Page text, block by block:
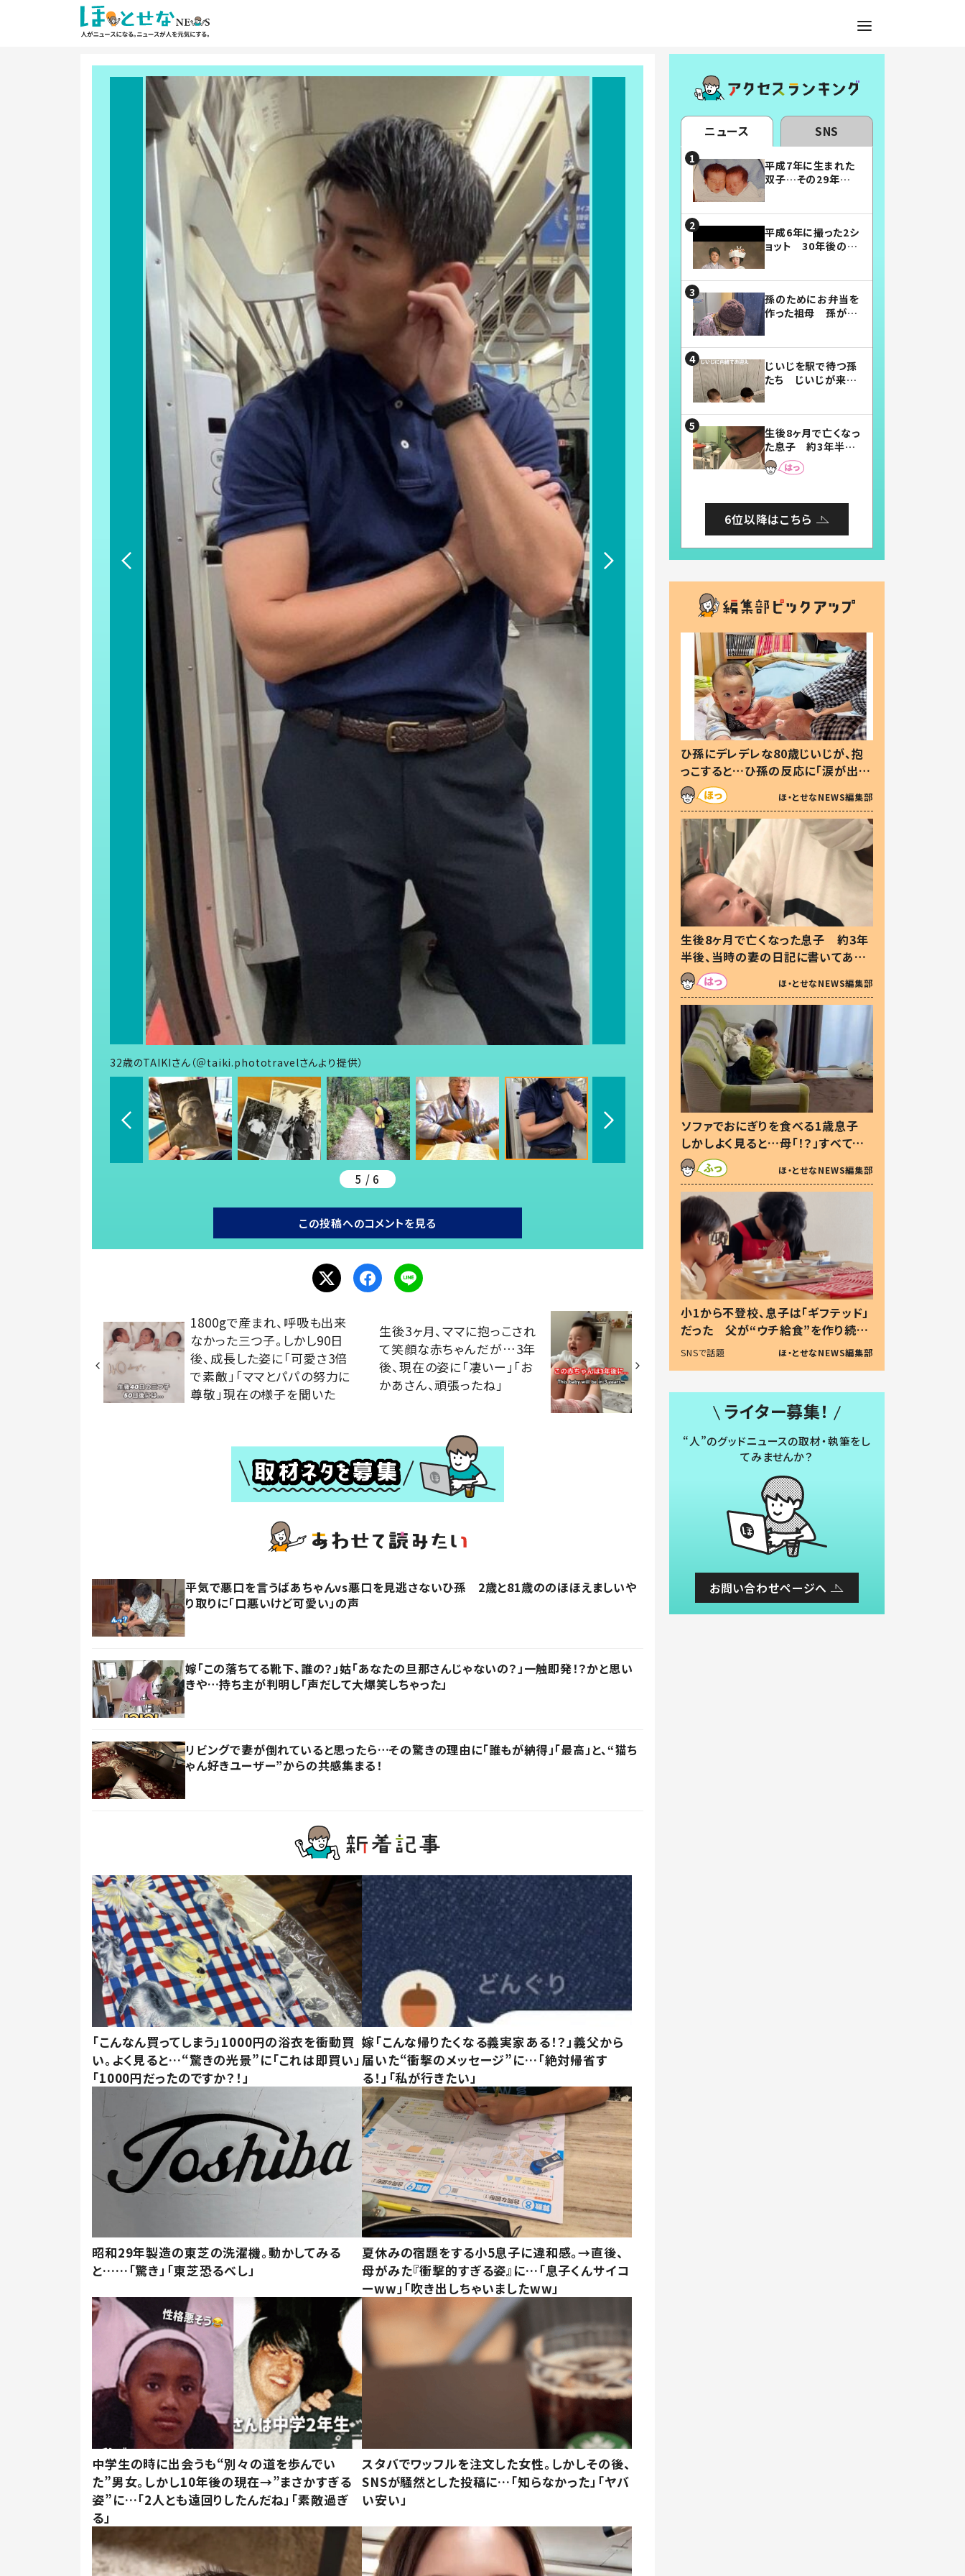
32歳のTAIKIさん（＠taiki.phototravelさんより提供）
5 / 6
この投稿へのコメントを見る
1800gで産まれ、呼吸も出来
なかった三つ子。しかし90日
後、成長した姿に「可愛さ3倍
で素敵」「ママとパパの努力に
尊敬」現在の様子を聞いた
生後3ヶ月、ママに抱っこされ
て笑顔な赤ちゃんだが…3年
後、現在の姿に「凄いー」「お
かあさん、頑張ったね」
平気で悪口を言うばあちゃんvs悪口を見逃さないひ孫 2歳と81歳ののほほえましいや
り取りに「口悪いけど可愛い」の声
嫁「この落ちてる靴下、誰の？」姑「あなたの旦那さんじゃないの？」一触即発！？かと思い
きや…持ち主が判明し「声だして大爆笑しちゃった」
リビングで妻が倒れていると思ったら…その驚きの理由に「誰もが納得」「最高」と、“猫ち
ゃん好きユーザー”からの共感集まる！
「こんなん買ってしまう」1000円の浴衣を衝動買
い。よく見ると…“驚きの光景”に「これは即買い」
「1000円だったのですか？！」
嫁「こんな帰りたくなる義実家ある！？」義父から
届いた“衝撃のメッセージ”に…「絶対帰省す
る！」「私が行きたい」
昭和29年製造の東芝の洗濯機。動かしてみる
と……「驚き」「東芝恐るべし」
夏休みの宿題をする小5息子に違和感。→直後、
母がみた『衝撃的すぎる姿』に…「息子くんサイコ
ーww」「吹き出しちゃいましたww」
中学生の時に出会うも“別々の道を歩んでい
た”男女。しかし10年後の現在→”まさかすぎる
姿”に…「2人とも遠回りしたんだね」「素敵過ぎ
る」
スタバでワッフルを注文した女性。しかしその後、
SNSが騒然とした投稿に…「知らなかった」「ヤバ
い安い」
ニュース SNS
平成7年に生まれた
双子…その29年後
平成6年に撮った2シ
ョット 30年後の姿
孫のためにお弁当を
作った祖母 孫が絶
じいじを駅で待つ孫
たち じいじが来た
まらない」「幸せにな
れる」
生後8ヶ月で亡くなっ
た息子 約3年半
後、当時の妻の日記
に書いてあった本音
6位以降はこちら
ひ孫にデレデレな80歳じいじが、抱
っこすると…ひ孫の反応に「涙が出ま
した」「可愛くて仕方ない」
ほ・とせなNEWS編集部
生後8ヶ月で亡くなった息子 約3年
半後、当時の妻の日記に書いてあっ
た本音とは
ほ・とせなNEWS編集部
ソファでおにぎりを食べる1歳息子
しかしよく見ると…母「！？」すべてを
察した母の投稿に「可愛いから許
す！」「現行犯〜」
ほ・とせなNEWS編集部
小1から不登校、息子は「ギフテッド」
だった 父が“ウチ給食”を作り続け
る理由とは #令和の親 #令和の子
SNSで話題 ほ・とせなNEWS編集部
ライター募集！
“人”のグッドニュースの取材・執筆をし
てみませんか？
お問い合わせページへ